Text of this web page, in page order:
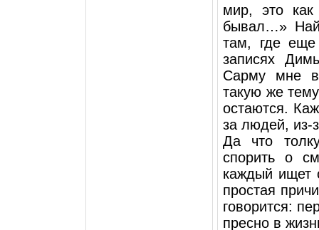
мир, это
бывал…»
там, где
записях
Сарму мне
такую же
остаются.
за людей, из-
Да что
спорить о
каждый ищет
простая
говорится:
пресно в